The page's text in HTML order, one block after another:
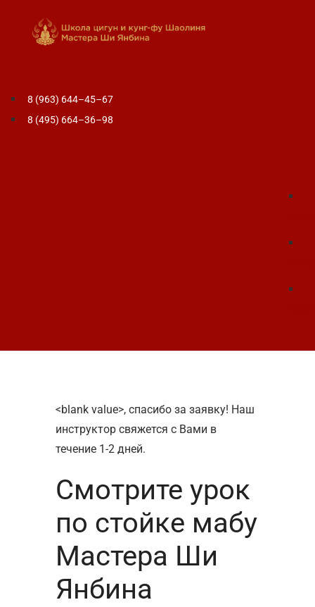
8 (963) 644–45–67
8 (495) 664–36–98
<blank value>, спасибо за заявку! Наш
инструктор свяжется с Вами в
течение 1-2 дней.
Смотрите урок
по стойке мабу
Мастера Ши
Янбина